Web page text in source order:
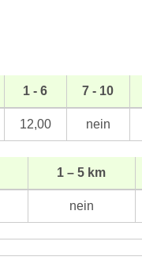
1 - 6 7 - 10
12,00 nein
1 – 5 km
nein